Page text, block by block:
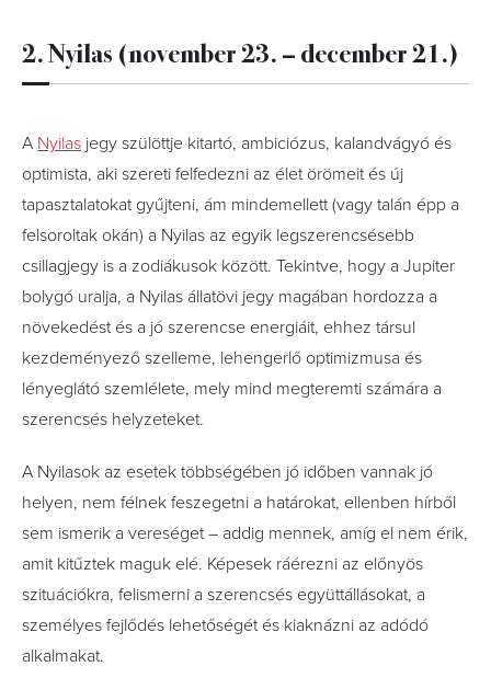
2. Nyilas (november 23. – december 21.)
A Nyilas jegy szülöttje kitartó, ambiciózus, kalandvágyó és
optimista, aki szereti felfedezni az élet örömeit és új
tapasztalatokat gyűjteni, ám mindemellett (vagy talán épp a
felsoroltak okán) a Nyilas az egyik legszerencsésebb
csillagjegy is a zodiákusok között. Tekintve, hogy a Jupiter
bolygó uralja, a Nyilas állatövi jegy magában hordozza a
növekedést és a jó szerencse energiáit, ehhez társul
kezdeményező szelleme, lehengerlő optimizmusa és
lényeglátó szemlélete, mely mind megteremti számára a
szerencsés helyzeteket.
A Nyilasok az esetek többségében jó időben vannak jó
helyen, nem félnek feszegetni a határokat, ellenben hírből
sem ismerik a vereséget – addig mennek, amíg el nem érik,
amit kitűztek maguk elé. Képesek ráérezni az előnyös
szituációkra, felismerni a szerencsés együttállásokat, a
személyes fejlődés lehetőségét és kiaknázni az adódó
alkalmakat.